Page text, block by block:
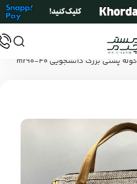
کوله پشتی بزرگ دانشجویی mr90-40